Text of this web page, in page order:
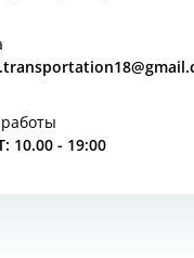
10.00 - 19:00